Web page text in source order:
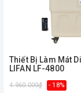
Thiết Bị Làm Mát
LIFAN LF-4800
4.960.000₫ - 18%